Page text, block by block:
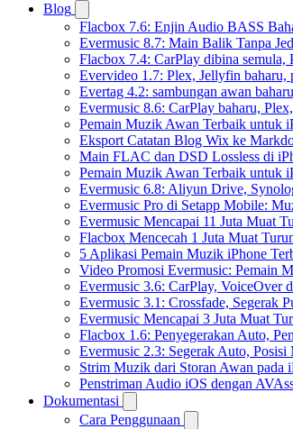
Blog
Flacbox 7.6: Enjin Audio BASS
Evermusic 8.7: Main Balik Tanpa
Flacbox 7.4: CarPlay dibina
Evervideo 1.7: Plex, Jellyfin baharu,
Evertag 4.2: sambungan awan
Evermusic 8.6: CarPlay baharu,
Pemain Muzik Awan Terbaik untuk
Eksport Catatan Blog Wix ke
Main FLAC dan DSD Lossless di
Pemain Muzik Awan Terbaik untuk
Evermusic 6.8: Aliyun Drive,
Evermusic Pro di Setapp Mobile:
Evermusic Mencapai 11 Juta Muat
Flacbox Mencecah 1 Juta Muat
5 Aplikasi Pemain Muzik iPhone
Video Promosi Evermusic: Pemain
Evermusic 3.6: CarPlay, VoiceOver
Evermusic 3.1: Crossfade, Segerak
Evermusic Mencapai 3 Juta Muat
Flacbox 1.6: Penyegerakan Auto,
Evermusic 2.3: Segerak Auto,
Strim Muzik dari Storan Awan pada
Penstriman Audio iOS dengan
Dokumentasi
Cara Penggunaan